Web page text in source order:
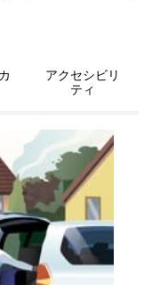
アクセシビリ
ティ